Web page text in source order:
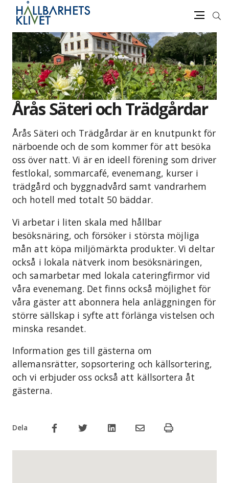
vidare
innehåll
Sök
Årås Säteri och Trädgårdar
Årås Säteri och Trädgårdar är en knutpunkt för
närboende och de som kommer för att besöka
oss över natt. Vi är en ideell förening som driver
festlokal, sommarcafé, evenemang, kurser i
trädgård och byggnadvård samt vandrarhem
och hotell med totalt 50 bäddar.
Vi arbetar i liten skala med hållbar
besöksnäring, och försöker i största möjliga
mån att köpa miljömärkta produkter. Vi deltar
också i lokala nätverk inom besöksnäringen,
och samarbetar med lokala cateringfirmor vid
våra evenemang. Det finns också möjlighet för
våra gäster att abonnera hela anläggningen för
större sällskap i syfte att förlänga vistelsen och
minska resandet.
Information ges till gästerna om
allemansrätter, sopsortering och källsortering,
och vi erbjuder oss också att källsortera åt
gästerna.
Dela